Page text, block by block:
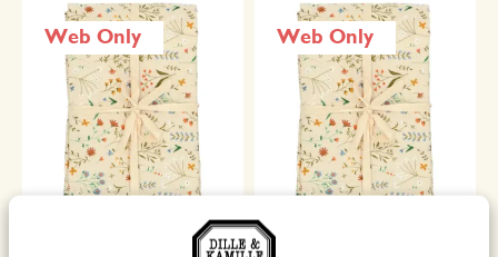
Web Only Web Only
Tischdecke, Bio-Baumwolle